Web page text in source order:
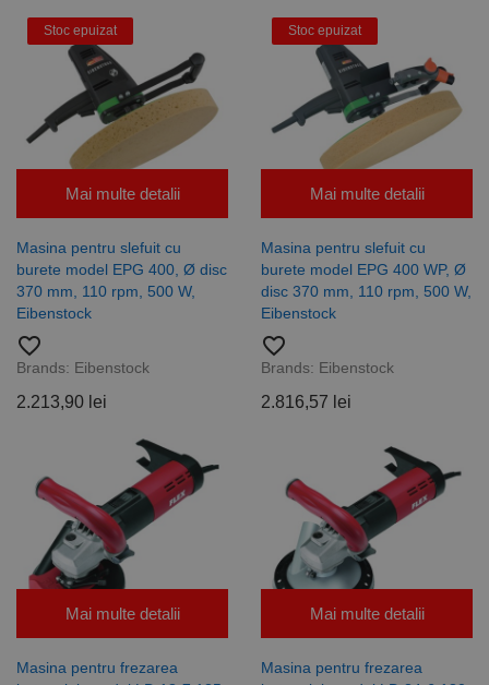
Stoc epuizat
Mai multe detalii
Masina pentru slefuit cu
burete model EPG 400, Ø disc
370 mm, 110 rpm, 500 W,
Eibenstock
favorite_border
Brands: Eibenstock
2.213,90 lei
Stoc epuizat
Mai multe detalii
Masina pentru slefuit cu
burete model EPG 400 WP, Ø
disc 370 mm, 110 rpm, 500 W,
Eibenstock
favorite_border
Brands: Eibenstock
2.816,57 lei
Mai multe detalii
Masina pentru frezarea
Mai multe detalii
Masina pentru frezarea